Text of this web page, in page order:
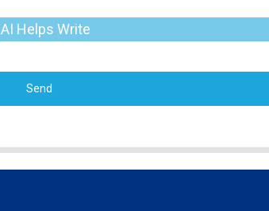
AI Helps Write
Send